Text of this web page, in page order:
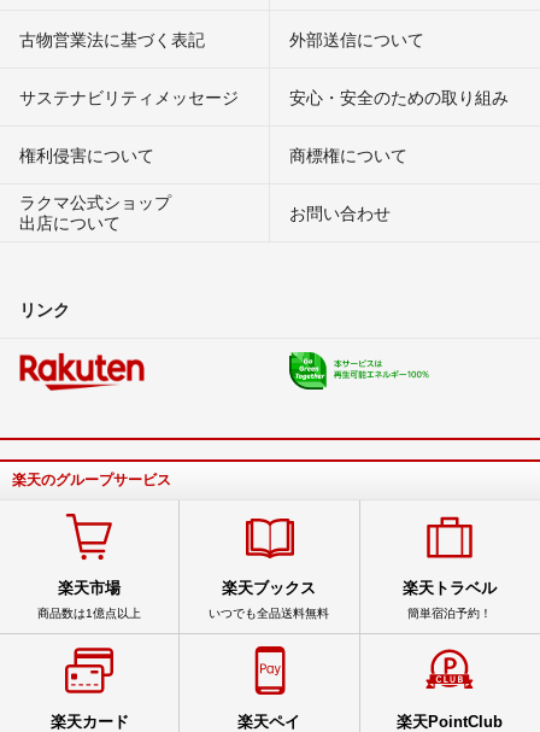
古物営業法に基づく表記 外部送信について
サステナビリティメッセージ 安心・安全のための取り組み
権利侵害について
商標権について
ラクマ公式ショップ
出店について
お問い合わせ
リンク
楽天のグループサービス
楽天市場
商品数は1億点以上
楽天ブックス
いつでも全品送料無料
楽天トラベル
簡単宿泊予約！
楽天カード 楽天ペイ 楽天PointClub